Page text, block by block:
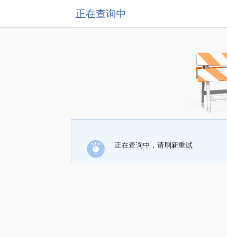
正在查询中
正在查询中，请刷新重试